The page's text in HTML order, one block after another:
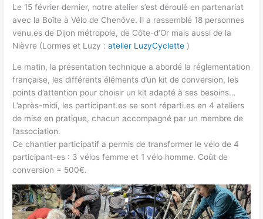
Le 15 février dernier, notre atelier s’est déroulé en partenariat
avec la Boîte à Vélo de Chenôve. Il a rassemblé 18 personnes
venu.es de Dijon métropole, de Côte-d’Or mais aussi de la
Nièvre (Lormes et Luzy :atelier LuzyCyclette )
Le matin, la présentation technique a abordé la réglementation
française, les différents éléments d’un kit de conversion, les
points d’attention pour choisir un kit adapté à ses besoins…
L’après-midi, les participant.es se sont réparti.es en 4 ateliers
de mise en pratique, chacun accompagné par un membre de
l’association.
Ce chantier participatif a permis de transformer le vélo de 4
participant-es : 3 vélos femme et 1 vélo homme. Coût de
conversion = 500€.